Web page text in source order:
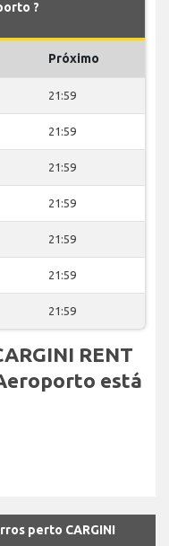
?
Próximo
21:59
21:59
21:59
21:59
21:59
21:59
21:59
RENT
está
perto CARGINI